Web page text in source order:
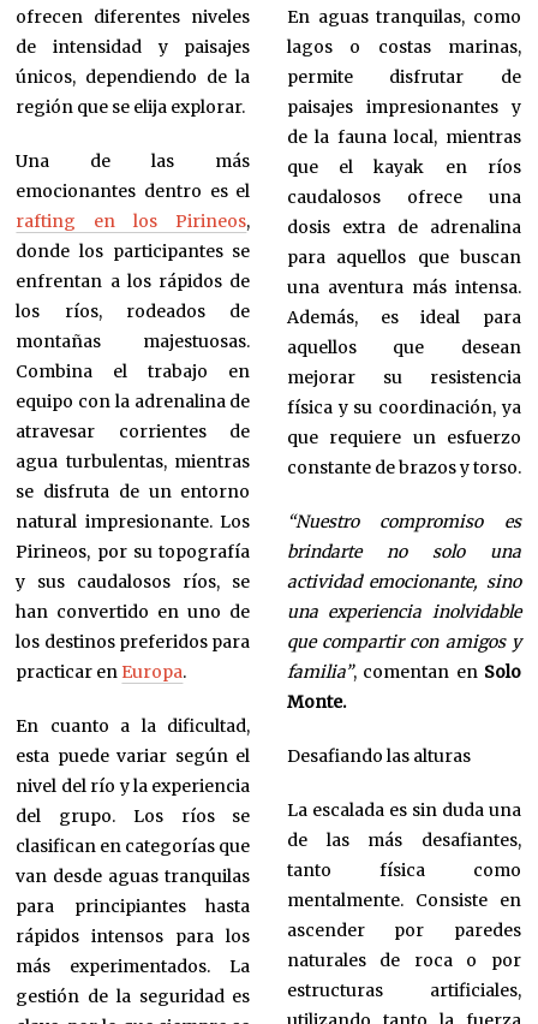
ofrecen diferentes niveles
de intensidad y paisajes
únicos, dependiendo de la
región que se elija explorar.
Una de las más
emocionantes dentro es el
rafting en los Pirineos,
donde los participantes se
enfrentan a los rápidos de
los ríos, rodeados de
montañas majestuosas.
Combina el trabajo en
equipo con la adrenalina de
atravesar corrientes de
agua turbulentas, mientras
se disfruta de un entorno
natural impresionante. Los
Pirineos, por su topografía
y sus caudalosos ríos, se
han convertido en uno de
los destinos preferidos para
practicar en Europa.
En cuanto a la dificultad,
esta puede variar según el
nivel del río y la experiencia
del grupo. Los ríos se
clasifican en categorías que
van desde aguas tranquilas
para principiantes hasta
rápidos intensos para los
más experimentados. La
gestión de la seguridad es
En aguas tranquilas, como
lagos o costas marinas,
permite disfrutar de
paisajes impresionantes y
de la fauna local, mientras
que el kayak en ríos
caudalosos ofrece una
dosis extra de adrenalina
para aquellos que buscan
una aventura más intensa.
Además, es ideal para
aquellos que desean
mejorar su resistencia
física y su coordinación, ya
que requiere un esfuerzo
constante de brazos y torso.
“Nuestro compromiso es
brindarte no solo una
actividad emocionante, sino
una experiencia inolvidable
que compartir con amigos y
familia”, comentan en Solo
Monte.
Desafiando las alturas
La escalada es sin duda una
de las más desafiantes,
tanto física como
mentalmente. Consiste en
ascender por paredes
naturales de roca o por
estructuras artificiales,